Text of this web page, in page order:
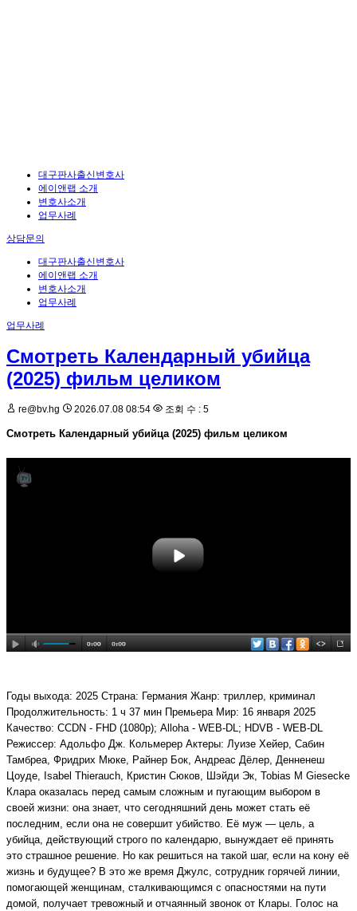
대구판사출신변호사
에이앤랩 소개
변호사소개
업무사례
상담문의
대구판사출신변호사
에이앤랩 소개
변호사소개
업무사례
업무사례
Смотреть Календарный убийца
(2025) фильм целиком
re@bv.hg 2026.07.08 08:54 조회 수 : 5
Смотреть Календарный убийца (2025) фильм целиком
Годы выхода: 2025 Страна: Германия Жанр: триллер, криминал
Продолжительность: 1 ч 37 мин Премьера Мир: 16 января 2025
Качество: CCDN - FHD (1080p); Alloha - WEB-DL; HDVB - WEB-DL
Режиссер: Адольфо Дж. Кольмерер Актеры: Луизе Хейер, Сабин
Тамбреа, Фридрих Мюке, Райнер Бок, Андреас Дёлер, Денненеш
Цоуде, Isabel Thierauch, Кристин Сюков, Шэйди Эк, Tobias M Giesecke
Клара оказалась перед самым сложным и пугающим выбором в
своей жизни: она знает, что сегодняшний день может стать её
последним, если она не совершит убийство. Её муж — цель, а
убийца, действующий строго по календарю, вынуждает её принять
это страшное решение. Но как решиться на такой шаг, если на кону её
жизнь и будущее? В это же время Джулс, сотрудник горячей линии,
помогающей женщинам, сталкивающимся с опасностями на пути
домой, получает тревожный и отчаянный звонок от Клары. Голос на